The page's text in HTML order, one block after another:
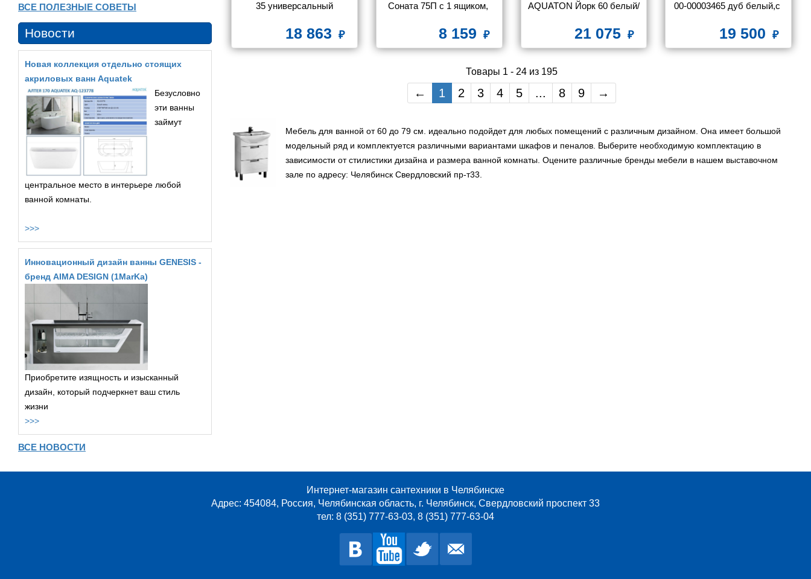
35 универсальный
18 863
Соната 75П с 1 ящиком,
8 159
AQUATON Йорк 60 белый/
21 075
00-00003465 дуб белый,с
раковиной Comforty
19 500
Товары 1 - 24 из 195
← 1 2 3 4 5 ... 8 9 →
Мебель для ванной от 60 до 79 см. идеально подойдет для любых помещений с различным дизайном. Она имеет большой
модельный ряд и комплектуется различными вариантами шкафов и пеналов. Выберите необходимую комплектацию в
зависимости от стилистики дизайна и размера ванной комнаты. Оцените различные бренды мебели в нашем выставочном
зале по адресу: Челябинск Свердловский пр-т33.
ВСЕ ПОЛЕЗНЫЕ СОВЕТЫ
Новости
Новая коллекция отдельно стоящих
акриловых ванн Aquatek
Безусловно
эти ванны
займут
центральное место в интерьере любой
ванной комнаты.
>>>
Инновационный дизайн ванны GENESIS -
бренд AIMA DESIGN (1MarKa)
Приобретите изящность и изысканный
дизайн, который подчеркнет ваш стиль
жизни
>>>
ВСЕ НОВОСТИ
Интернет-магазин сантехники в Челябинске
Адрес: 454084, Россия, Челябинская область, г. Челябинск, Свердловский проспект 33
тел: 8 (351) 777-63-03, 8 (351) 777-63-04